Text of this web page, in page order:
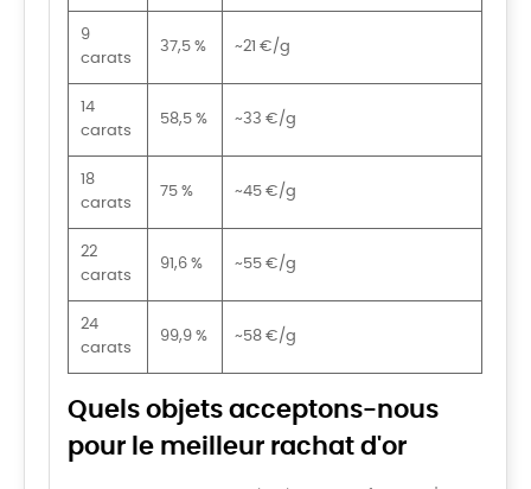
9
carats
37,5 % ~21 €/g
14
carats
58,5 % ~33 €/g
18
carats
75 % ~45 €/g
22
carats
91,6 % ~55 €/g
24
carats
99,9 % ~58 €/g
Quels objets acceptons-nous
pour le meilleur rachat d'or